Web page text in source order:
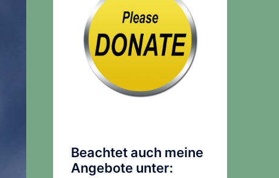
Beachtet auch meine
Angebote unter: